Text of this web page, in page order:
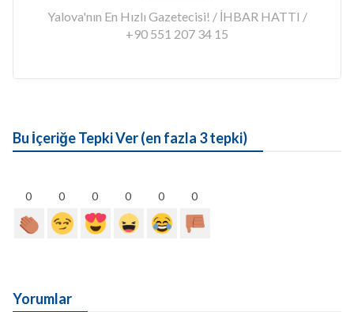
Yalova'nın En Hızlı Gazetecisi! / İHBAR HATTI /
+90 551 207 34 15
Bu İçeriğe Tepki Ver (en fazla 3 tepki)
0 0 0 0 0 0
Yorumlar